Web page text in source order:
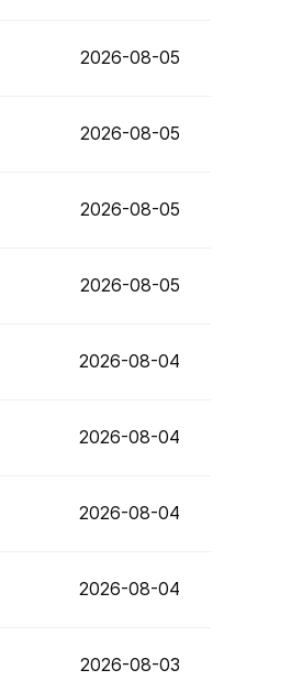
2026-08-05
2026-08-05
2026-08-05
2026-08-05
2026-08-04
2026-08-04
2026-08-04
2026-08-04
2026-08-03